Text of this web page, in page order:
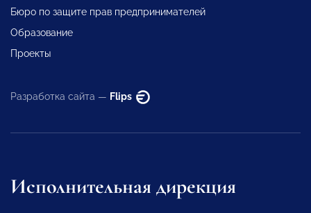
Бюро по защите прав предпринимателей
Образование
Проекты
Разработка сайта — Flips
Исполнительная дирекция